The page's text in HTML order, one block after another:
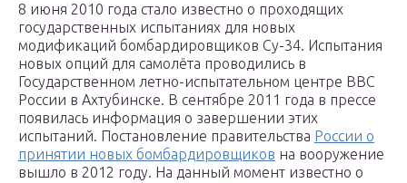
8 июня 2010 года стало известно о проходящих
государственных испытаниях для новых
модификаций бомбардировщиков Су-34. Испытания
новых опций для самолёта проводились в
Государственном летно-испытательном центре ВВС
России в Ахтубинске. В сентябре 2011 года в прессе
появилась информация о завершении этих
испытаний. Постановление правительства России о
принятии новых бомбардировщиков на вооружение
вышло в 2012 году. На данный момент известно о